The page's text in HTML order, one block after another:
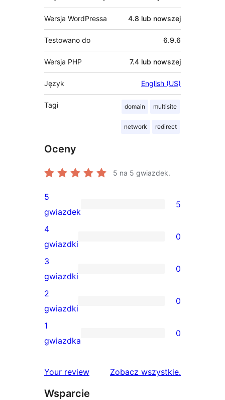
Wersja WordPressa 4.8 lub nowszej
Testowano do 6.9.6
Wersja PHP 7.4 lub nowszej
Język English (US)
Tagi domain multisite
network redirect
Oceny
5 na 5 gwiazdek.
5
recenzji
5-
gwiazdkowych
5
gwiazdek
5
0
recenzji
4-
gwiazdkowych
4
gwiazdki
0
0
recenzji
3-
gwiazdkowych
3
gwiazdki
0
0
recenzji
2-
2
gwiazdki
0
0
1-
1
gwiazdka
0
Your review Zobacz wszystkierecenzje
.
Wsparcie